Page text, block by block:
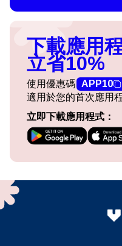
下載應用
立省10%
使用優惠碼 APP10
適用於您的首次應用
立即下載應用程式：